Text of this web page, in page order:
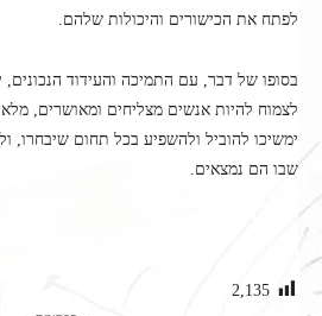
לפתח את הכישורים והיכולות שלהם.
בסופו של דבר, עם התמיכה והעידוד הנכונים,
לצמוח להיות אנשים מצליחים ומאושרים,
ימשיכו להוביל ולהשפיע בכל תחום שיבחרו,
שבו הם נמצאים.
2,135